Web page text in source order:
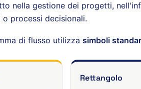
nella gestione dei progetti,
processi decisionali.
di flusso utilizza simboli
Rettangolo